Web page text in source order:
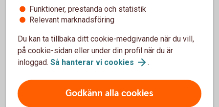
dig tjänstepension.
Det är fortfarande långt kvar till pensionen och
möjlighet till högre avkastning. Om du sparar i
fonder, tänk på att avgiften spelar roll i längden.
Bildar man familj och den ena jobbar deltid och
kompensera varandra ekonomiskt för det.
Funktioner, prestanda och statistik
Relevant marknadsföring
Du kan ta tillbaka ditt cookie-medgivande när du vill,
på cookie-sidan eller under din profil när du är
inloggad. Så hanterar vi cookies .
Godkänn alla cookies